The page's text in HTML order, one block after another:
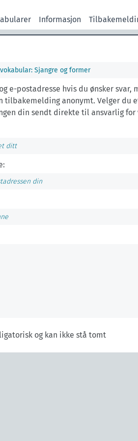
Informasjon
Sjangre og former
e-postadresse hvis du ønsker svar,
tilbakemelding anonymt. Velger du
din sendt direkte til ansvarlig for
og kan ikke stå tomt